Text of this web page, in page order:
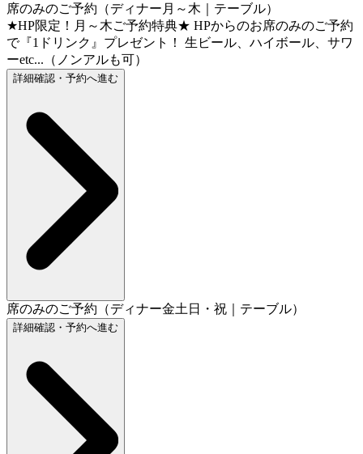
席のみのご予約（ディナー月～木｜テーブル）
★HP限定！月～木ご予約特典★ HPからのお席のみのご予約
で『1ドリンク』プレゼント！ 生ビール、ハイボール、サワ
ーetc...（ノンアルも可）
詳細確認・予約へ進む
席のみのご予約（ディナー金土日・祝｜テーブル）
詳細確認・予約へ進む